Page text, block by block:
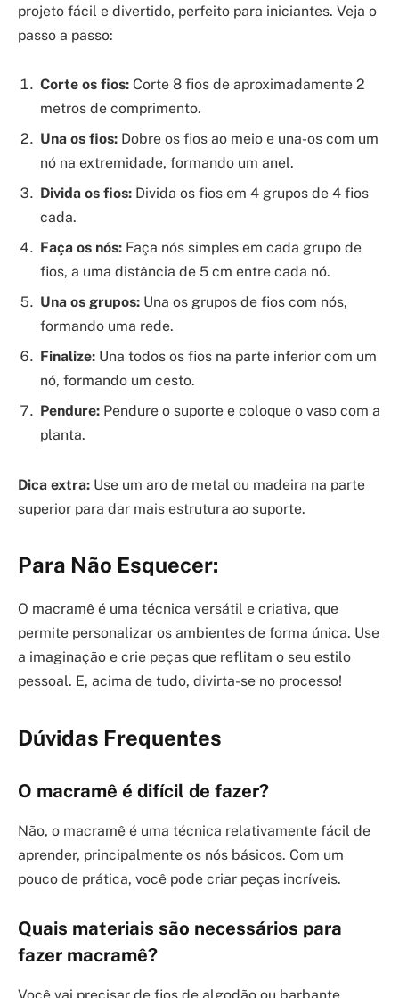
projeto fácil e divertido, perfeito para iniciantes. Veja o
passo a passo:
Corte os fios: Corte 8 fios de aproximadamente 2
metros de comprimento.
Una os fios: Dobre os fios ao meio e una-os com um
nó na extremidade, formando um anel.
Divida os fios: Divida os fios em 4 grupos de 4 fios
cada.
Faça os nós: Faça nós simples em cada grupo de
fios, a uma distância de 5 cm entre cada nó.
Una os grupos: Una os grupos de fios com nós,
formando uma rede.
Finalize: Una todos os fios na parte inferior com um
nó, formando um cesto.
Pendure: Pendure o suporte e coloque o vaso com a
planta.
Dica extra: Use um aro de metal ou madeira na parte
superior para dar mais estrutura ao suporte.
Para Não Esquecer:
O macramê é uma técnica versátil e criativa, que
permite personalizar os ambientes de forma única. Use
a imaginação e crie peças que reflitam o seu estilo
pessoal. E, acima de tudo, divirta-se no processo!
Dúvidas Frequentes
O macramê é difícil de fazer?
Não, o macramê é uma técnica relativamente fácil de
aprender, principalmente os nós básicos. Com um
pouco de prática, você pode criar peças incríveis.
Quais materiais são necessários para
fazer macramê?
Você vai precisar de fios de algodão ou barbante,